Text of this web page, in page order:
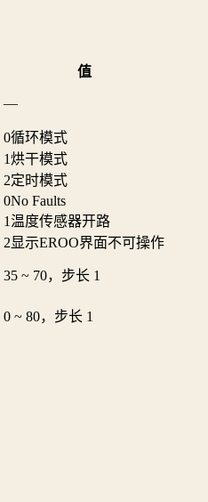
值
—
0循环模式
1烘干模式
2定时模式
0No Faults
1温度传感器开路
2显示EROO界面不可操作
35 ~ 70，步长 1
0 ~ 80，步长 1